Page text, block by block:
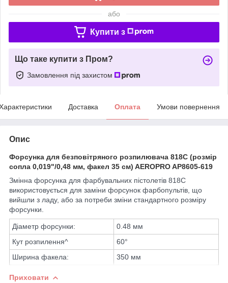
або
Купити з
Що таке купити з Пром?
Замовлення під захистом
Доставка Оплата Умови повернення
Опис
Форсунка для безповітряного розпилювача 818C (розмір
сопла 0,019"/0,48 мм, факел 35 см) AEROPRO AP8605-619
Змінна форсунка для фарбувальних пістолетів 818С
використовується для заміни форсунок фарбопультів, що
вийшли з ладу, або за потреби зміни стандартного розміру
форсунки.
Діаметр форсунки:
0.48 мм
Кут розпилення^
60°
Ширина факела:
350 мм
Приховати